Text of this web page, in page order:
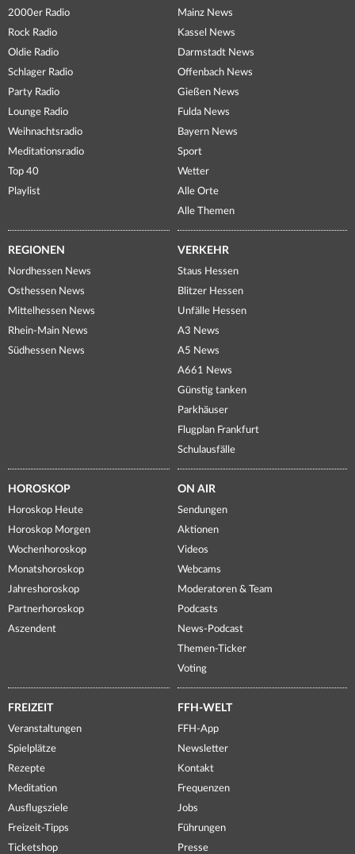
2000er Radio
Rock Radio
Oldie Radio
Schlager Radio
Party Radio
Lounge Radio
Weihnachtsradio
Meditationsradio
Top 40
Playlist
Mainz News
Kassel News
Darmstadt News
Offenbach News
Gießen News
Fulda News
Bayern News
Sport
Wetter
Alle Orte
Alle Themen
REGIONEN
Nordhessen News
Osthessen News
Mittelhessen News
Rhein-Main News
Südhessen News
VERKEHR
Staus Hessen
Blitzer Hessen
Unfälle Hessen
A3 News
A5 News
A661 News
Günstig tanken
Parkhäuser
Flugplan Frankfurt
Schulausfälle
HOROSKOP
Horoskop Heute
Horoskop Morgen
Wochenhoroskop
Monatshoroskop
Jahreshoroskop
Partnerhoroskop
Aszendent
ON AIR
Sendungen
Aktionen
Videos
Webcams
Moderatoren & Team
Podcasts
News-Podcast
Themen-Ticker
Voting
FREIZEIT
Veranstaltungen
Spielplätze
Rezepte
Meditation
Ausflugsziele
Freizeit-Tipps
Ticketshop
FFH-WELT
FFH-App
Newsletter
Kontakt
Frequenzen
Jobs
Führungen
Presse